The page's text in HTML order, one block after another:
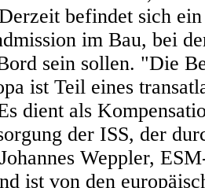
befindet sich
im Bau, bei
sein sollen. "Die
ist Teil eines
dient als
der ISS, der
Weppler,
ist von den